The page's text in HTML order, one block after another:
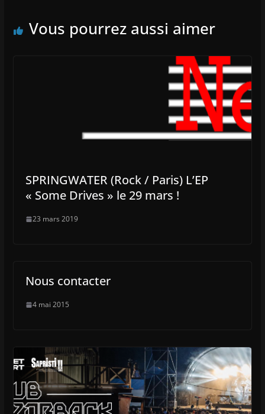
Vous pourrez aussi aimer
SPRINGWATER (Rock / Paris) L’EP
« Some Drives » le 29 mars !
23 mars 2019
Nous contacter
4 mai 2015